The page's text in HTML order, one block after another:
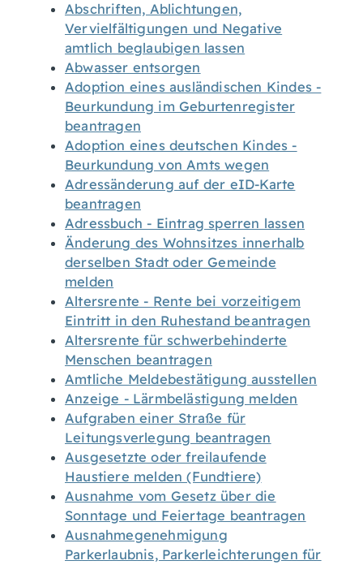
Abschriften, Ablichtungen,
Vervielfältigungen und Negative
amtlich beglaubigen lassen
Abwasser entsorgen
Adoption eines ausländischen Kindes -
Beurkundung im Geburtenregister
beantragen
Adoption eines deutschen Kindes -
Beurkundung von Amts wegen
Adressänderung auf der eID-Karte
beantragen
Adressbuch - Eintrag sperren lassen
Änderung des Wohnsitzes innerhalb
derselben Stadt oder Gemeinde
melden
Altersrente - Rente bei vorzeitigem
Eintritt in den Ruhestand beantragen
Altersrente für schwerbehinderte
Menschen beantragen
Amtliche Meldebestätigung ausstellen
Anzeige - Lärmbelästigung melden
Aufgraben einer Straße für
Leitungsverlegung beantragen
Ausgesetzte oder freilaufende
Haustiere melden (Fundtiere)
Ausnahme vom Gesetz über die
Sonntage und Feiertage beantragen
Ausnahmegenehmigung
Parkerlaubnis, Parkerleichterungen für